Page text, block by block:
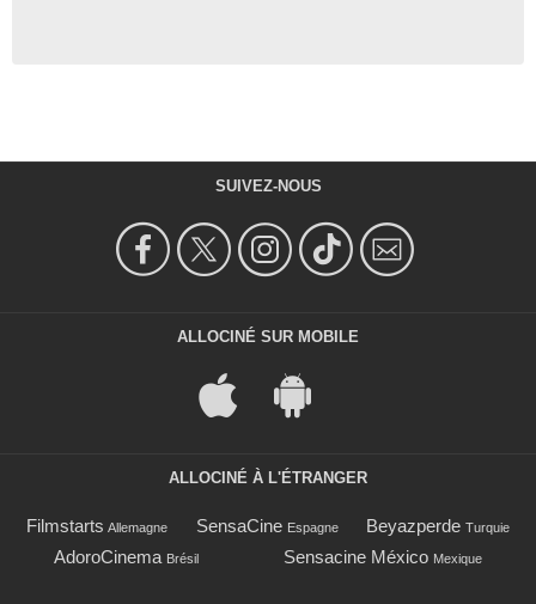
SUIVEZ-NOUS
ALLOCINÉ SUR MOBILE
ALLOCINÉ À L'ÉTRANGER
Filmstarts Allemagne SensaCine Espagne Beyazperde Turquie
AdoroCinema Brésil Sensacine México Mexique